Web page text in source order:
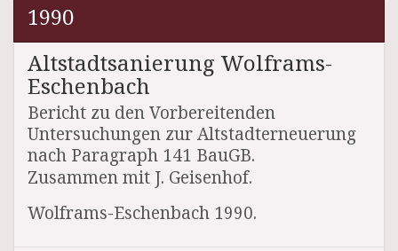
1990
Altstadtsanierung Wolframs-
Eschenbach
Bericht zu den Vorbereitenden
Untersuchungen zur Altstadterneuerung
nach Paragraph 141 BauGB.
Zusammen mit J. Geisenhof.
Wolframs-Eschenbach 1990.